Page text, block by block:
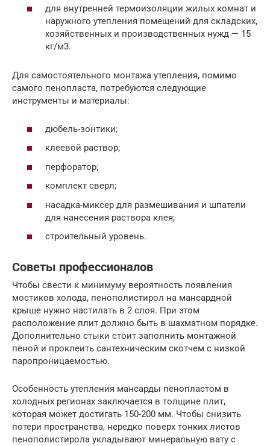
для внутренней термоизоляции жилых комнат и
наружного утепления помещений для складских,
хозяйственных и производственных нужд — 15
кг/м3.
Для самостоятельного монтажа утепления, помимо
самого пенопласта, потребуются следующие
инструменты и материалы:
дюбель-зонтики;
клеевой раствор;
перфоратор;
комплект сверл;
насадка-миксер для размешивания и шпатели
для нанесения раствора клея;
строительный уровень.
Советы профессионалов
Чтобы свести к минимуму вероятность появления
мостиков холода, пенополистирол на мансардной
крыше нужно настилать в 2 слоя. При этом
расположение плит должно быть в шахматном порядке.
Дополнительно стыки стоит заполнить монтажной
пеной и проклеить сантехническим скотчем с низкой
паропроницаемостью.
Особенность утепления мансарды пенопластом в
холодных регионах заключается в толщине плит,
которая может достигать 150-200 мм. Чтобы снизить
потери пространства, нередко поверх тонких листов
пенополистирола укладывают минеральную вату с